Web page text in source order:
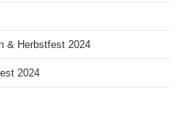
& Herbstfest 2024
2024